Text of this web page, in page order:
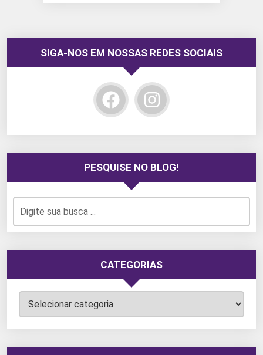
SIGA-NOS EM NOSSAS REDES SOCIAIS
PESQUISE NO BLOG!
CATEGORIAS
Categorias